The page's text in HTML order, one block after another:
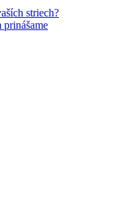
striech?